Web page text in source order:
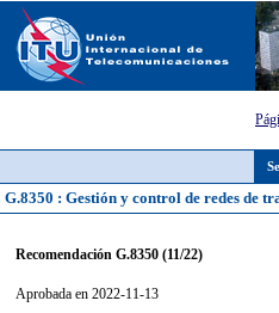
G.8350 : Gestión y control de redes de
Recomendación G.8350 (11/22)
Aprobada en 2022-11-13